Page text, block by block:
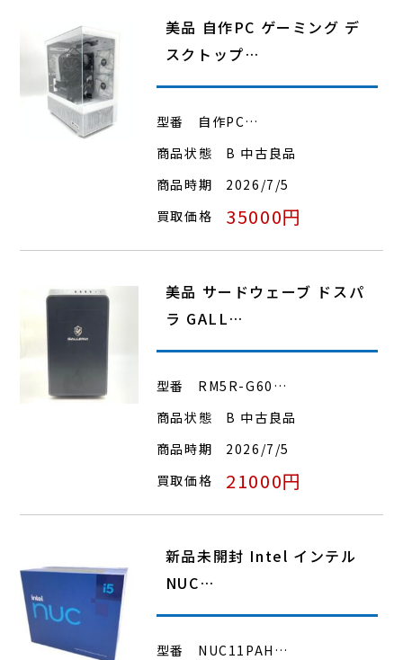
美品 自作PC ゲーミング デ
スクトップ…
型番
自作PC…
商品状態
B 中古良品
商品時期
2026/7/5
買取価格
35000円
美品 サードウェーブ ドスパ
ラ GALL…
型番
RM5R-G60…
商品状態
B 中古良品
商品時期
2026/7/5
買取価格
21000円
新品未開封 Intel インテル
NUC…
型番
NUC11PAH…